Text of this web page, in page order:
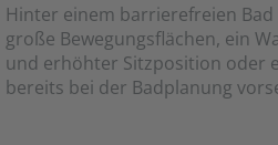
Hinter einem barrierefreien
große Bewegungsflächen, ein
und erhöhter Sitzposition oder
bereits bei der Badplanung